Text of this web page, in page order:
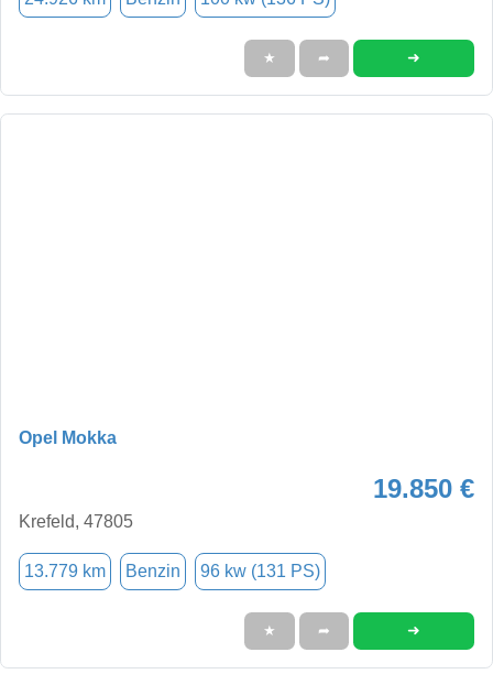
★ ➦ ➜
Opel Mokka
19.850 €
Krefeld, 47805
13.779 km Benzin 96 kw (131 PS)
★ ➦ ➜